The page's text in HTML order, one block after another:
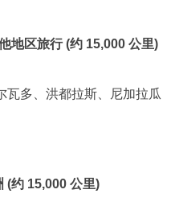
地区旅行 (约 15,000 公里)
瓦多、洪都拉斯、尼加拉瓜
(约 15,000 公里)